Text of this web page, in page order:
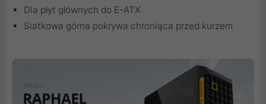
Dla płyt głównych do E-ATX
Siatkowa górna pokrywa chroniąca przed kurzem